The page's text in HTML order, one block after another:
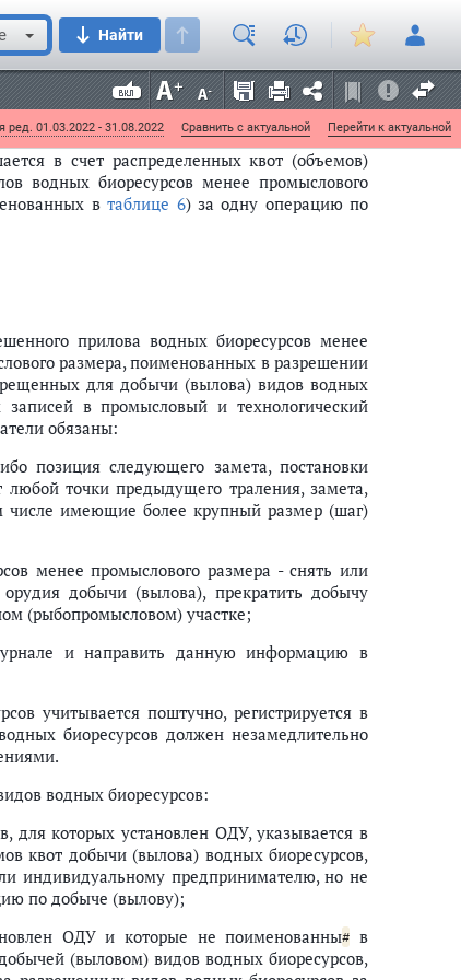
Найти
ред. 01.03.2022 - 31.08.2022 Сравнить с актуальной Перейти к актуальной
23
длины от вершины рыла (при закрытом
в счет распределенных квот (объемов)
водных биоресурсов менее промыслового
втаблице 6) за одну операцию по
прилова водных биоресурсов менее
размера, поименованных в разрешении
для добычи (вылова) видов водных
записей в промысловый и технологический
обязаны:
позиция следующего замета, постановки
точки предыдущего траления, замета,
числе имеющие более крупный размер (шаг)
менее промыслового размера - снять или
добычи (вылова), прекратить добычу
(рыбопромысловом) участке;
и направить данную информацию в
учитывается поштучно, регистрируется в
биоресурсов должен незамедлительно
водных биоресурсов:
для которых установлен ОДУ, указывается в
квот добычи (вылова) водных биоресурсов,
индивидуальному предпринимателю, но не
по добыче (вылову);
ОДУ и которые не поименованны# в
(выловом) видов водных биоресурсов,